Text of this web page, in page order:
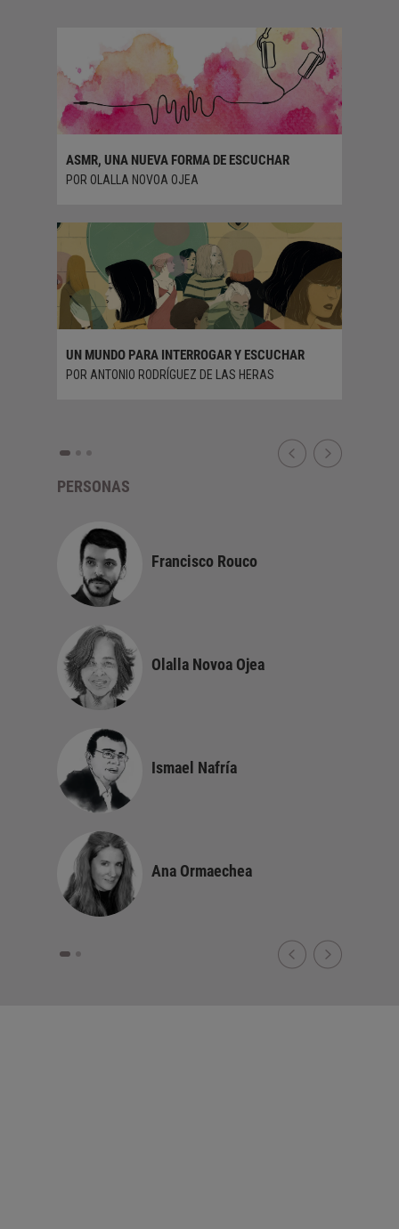
ASMR, UNA NUEVA FORMA DE ESCUCHAR
POR OLALLA NOVOA OJEA
UN MUNDO PARA INTERROGAR Y ESCUCHAR
POR ANTONIO RODRÍGUEZ DE LAS HERAS
PERSONAS
Francisco Rouco
Olalla Novoa Ojea
Ismael Nafría
Ana Ormaechea